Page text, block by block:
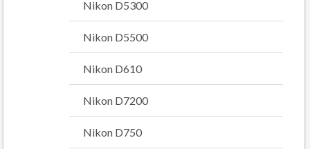
Nikon D5300
Nikon D5500
Nikon D610
Nikon D7200
Nikon D750